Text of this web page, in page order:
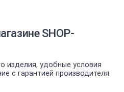
SHOP-
изделия, удобные условия
с гарантией производителя.